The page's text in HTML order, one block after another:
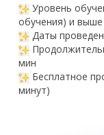
Уровень обучения: минимум B1 (первый год
обучения) и выше
Даты
Продолжительность: 2 недели, 6
мин
Бесплатное пробное занятие: 30 мая в 15:00 (40
минут)